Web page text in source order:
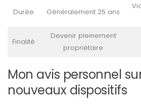
Durée Généralement 25 ans
Finalité
Devenir pleinement
propriétaire
Mon avis personnel
nouveaux dispositifs